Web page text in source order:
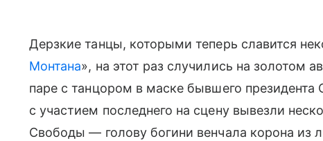
Дерзкие танцы, которыми теперь славится
Монтана», на этот раз случились на золотом
паре с танцором в маске бывшего
с участием последнего на сцену вывезли
Свободы — голову богини венчала корона из